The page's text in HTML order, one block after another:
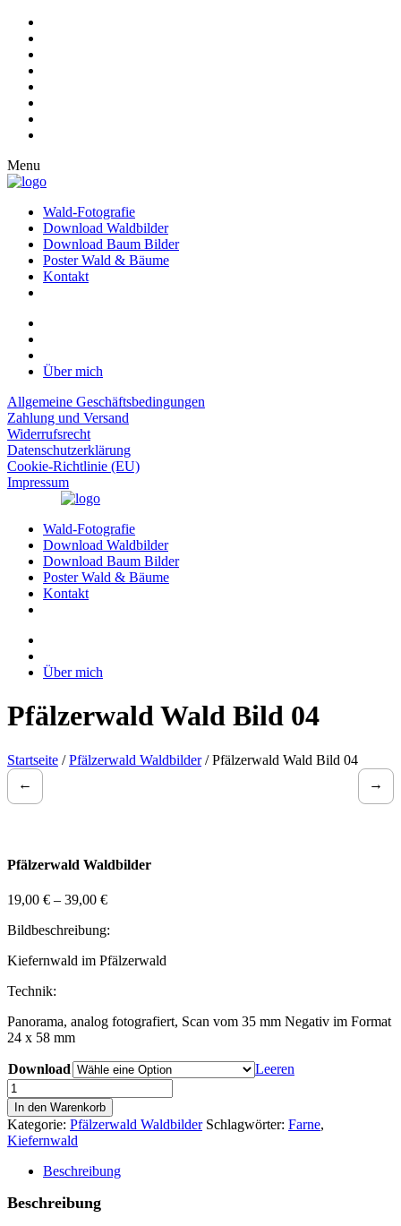
Menu
Wald-Fotografie
Download Waldbilder
Download Baum Bilder
Poster Wald & Bäume
Kontakt
Über mich
Allgemeine Geschäftsbedingungen
Zahlung und Versand
Widerrufsrecht
Datenschutzerklärung
Cookie-Richtlinie (EU)
Impressum
Wald-Fotografie
Download Waldbilder
Download Baum Bilder
Poster Wald & Bäume
Kontakt
Über mich
Pfälzerwald Wald Bild 04
Startseite /Pfälzerwald Waldbilder/ Pfälzerwald Wald Bild 04
←
→
Pfälzerwald Waldbilder
19,00 € – 39,00 €
Bildbeschreibung:
Kiefernwald im Pfälzerwald
Technik:
Panorama, analog fotografiert, Scan vom 35 mm Negativ im Format
24 x 58 mm
Download
Leeren
Pfälzerwald
Wald
Bild
04
Menge
In den Warenkorb
Kategorie: Pfälzerwald Waldbilder Schlagwörter: Farne,
Kiefernwald
Beschreibung
Beschreibung